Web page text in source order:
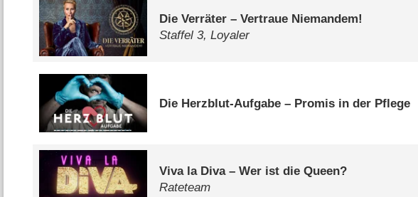
Die Verräter – Vertraue Niemandem!
Staffel 3, Loyaler
Die Herzblut-Aufgabe – Promis in der Pflege
Viva la Diva – Wer ist die Queen?
Rateteam